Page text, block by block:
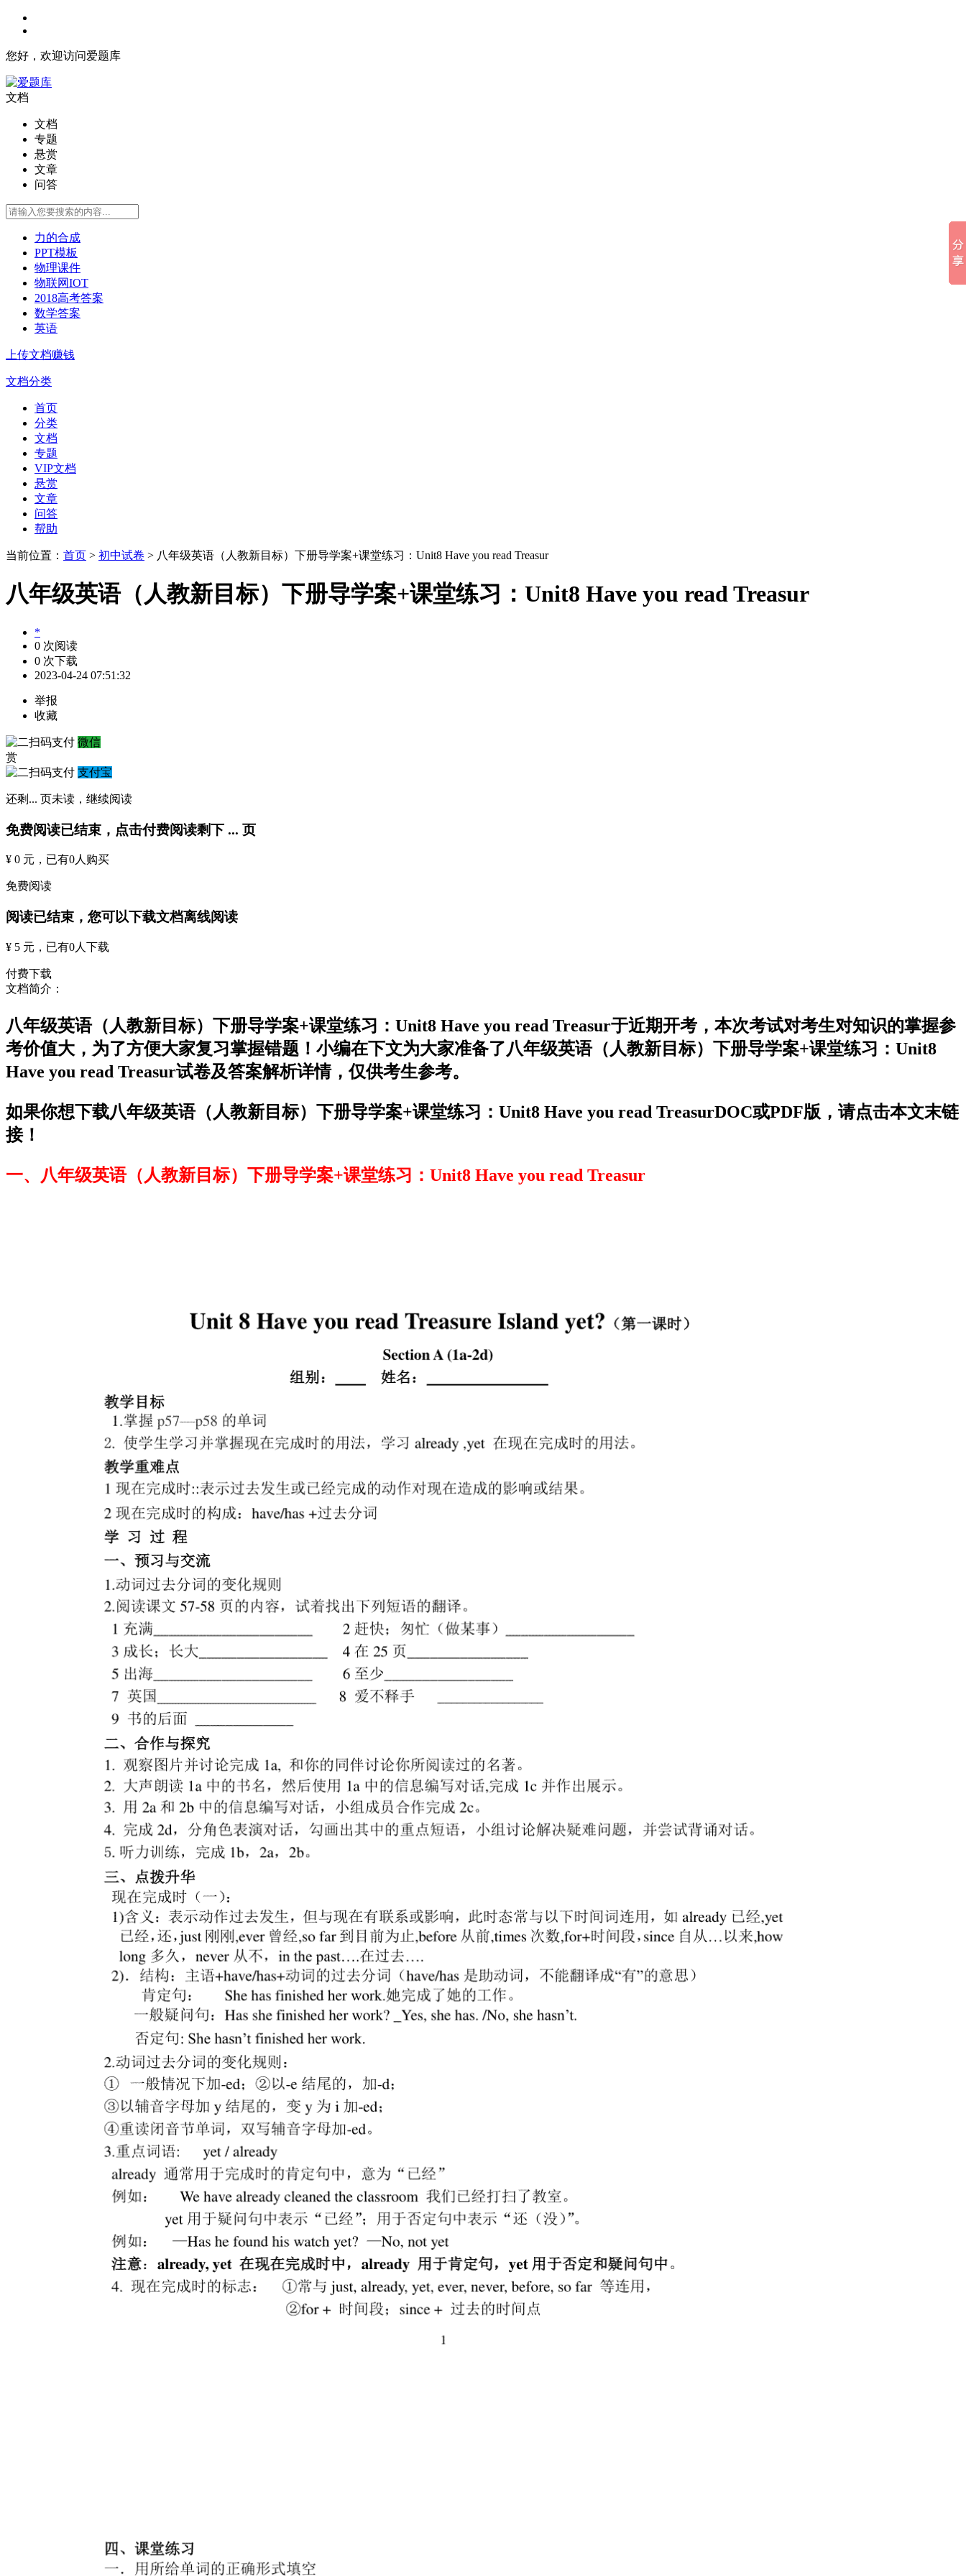
您好，欢迎访问爱题库
文档
文档
专题
悬赏
文章
问答
力的合成
PPT模板
物理课件
物联网IOT
2018高考答案
数学答案
英语
上传文档赚钱
文档分类
首页
分类
文档
专题
VIP文档
悬赏
文章
问答
帮助
当前位置： 首页 > 初中试卷 > 八年级英语（人教新目标）下册导学案+课堂练习：Unit8 Have you read Treasur
八年级英语（人教新目标）下册导学案+课堂练习：Unit8 Have you read Treasur
*
0 次阅读
0 次下载
2023-04-24 07:51:32
举报
收藏
微信
赏
支付宝
还剩 ... 页未读， 继续阅读
免费阅读已结束，点击付费阅读剩下 ... 页
¥ 0 元 ，已有0人购买
免费阅读
阅读已结束，您可以下载文档离线阅读
¥ 5 元 ，已有0人下载
付费下载
文档简介：
八年级英语（人教新目标）下册导学案+课堂练习：Unit8 Have you read Treasur于近期开考，本次考试对考生对知识的掌握参
考价值大，为了方便大家复习掌握错题！小编在下文为大家准备了八年级英语（人教新目标）下册导学案+课堂练习：Unit8
Have you read Treasur试卷及答案解析详情，仅供考生参考。
如果你想下载八年级英语（人教新目标）下册导学案+课堂练习：Unit8 Have you read TreasurDOC或PDF版，请点击本文末链
接！
一、八年级英语（人教新目标）下册导学案+课堂练习：Unit8 Have you read Treasur